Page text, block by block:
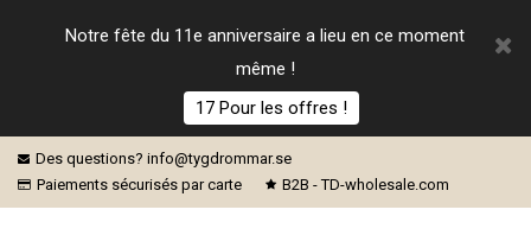
Notre fête du 11e anniversaire a lieu en ce moment
même !
17 Pour les offres !
Des questions? info@tygdrommar.se
Paiements sécurisés par carte
B2B - TD-wholesale.com